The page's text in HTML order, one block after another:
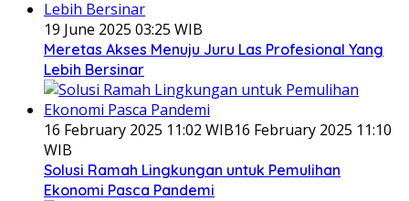
19 June 2025 03:25 WIB
Meretas Akses Menuju Juru Las Profesional Yang
Lebih Bersinar
16 February 2025 11:02 WIB16 February 2025 11:10
WIB
Solusi Ramah Lingkungan untuk Pemulihan
Ekonomi Pasca Pandemi